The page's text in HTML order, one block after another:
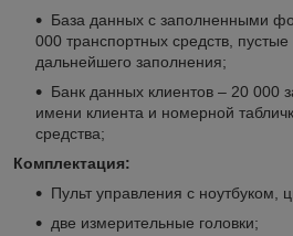
База данных с заполненными
000 транспортных средств, пустые
дальнейшего заполнения;
Банк данных клиентов – 20 000
имени клиента и номерной
средства;
Комплектация:
Пульт управления с ноутбуком,
две измерительные головки;